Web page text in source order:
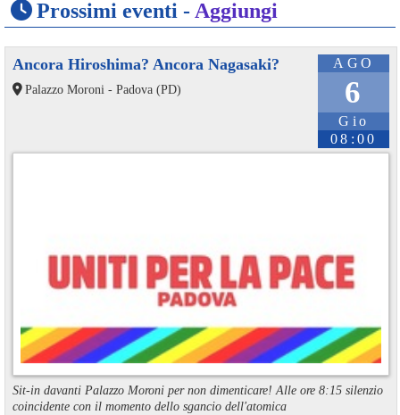
Prossimi eventi - Aggiungi
AGO
6
Gio
08:00
Ancora Hiroshima? Ancora Nagasaki?
Palazzo Moroni - Padova (PD)
Sit-in davanti Palazzo Moroni per non dimenticare! Alle ore 8:15 silenzio
coincidente con il momento dello sgancio dell'atomica